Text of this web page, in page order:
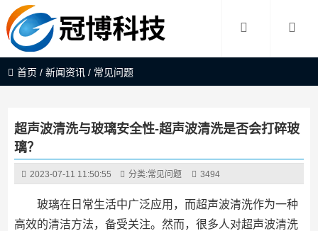
首页 /新闻资讯 / 常见问题
超声波清洗与玻璃安全性-超声波清洗是否会打碎玻
璃？
2023-07-11 11:50:55 分类:常见问题 3494
玻璃在日常生活中广泛应用，而超声波清洗作为一种
高效的清洁方法，备受关注。然而，很多人对超声波清洗